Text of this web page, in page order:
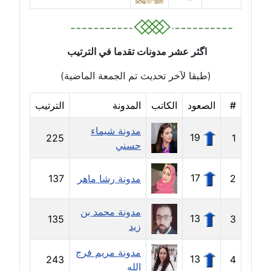
عاملة
مدونة أمل الجزائرية
متوفي
مدونة أمل الخولي
عاملة
مدونة أمل درويش
عاملة
مدونة أمل زيادة
عاملة
مدونة امل محمود
عاملة
مدونة أمل منشاوي
اگثر عشر مدونات تقدما في الترتيب
(طبقا لآخر تحديث تم الجمعة الماضية)
# الصعود الكاتب المدونة الترتيب
1
19
مدونة شيماء
حسني
225
2
17 مدونة رشا ماهر 137
3
13
مدونة محمد بن
زيد
135
4
13
مدونة مريم فرج
الله
243